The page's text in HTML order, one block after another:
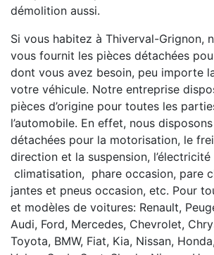
démolition aussi.
Si vous habitez à Thiverval-Grignon,
vous fournit les pièces détachées
dont vous avez besoin, peu importe
votre véhicule. Notre entreprise
pièces d’origine pour toutes les
l’automobile. En effet, nous
détachées pour la motorisation, le
direction et la suspension,
climatisation, phare occasion, pare
jantes et pneus occasion, etc. Pour
et modèles de voitures: Renault,
Audi, Ford, Mercedes, Chevrolet,
Toyota, BMW, Fiat, Kia, Nissan,